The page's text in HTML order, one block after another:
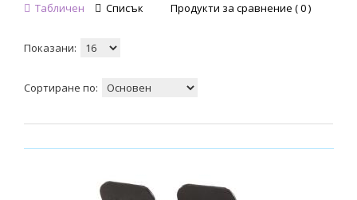
Табличен Списък Продукти за сравнение ( 0 )
Показани:
Сортиране по: